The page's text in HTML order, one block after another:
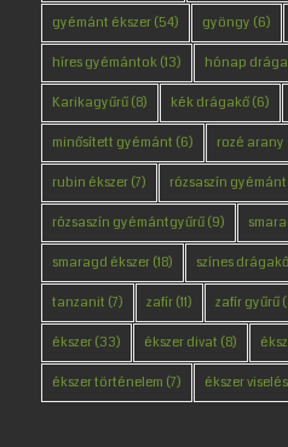
gyémánt ékszer(54) gyöngy (6)
híres gyémántok(13) hónap
Karikagyűrű(8) kék drágakő(6)
minősített gyémánt (6) rozé arany
rubin ékszer(7) rózsaszín gyémánt
rózsaszín gyémántgyűrű(9)
smaragd ékszer(18) színes drágakő
tanzanit (7) zafír(11) zafír gyűrű
ékszer(33) ékszer divat (8)
ékszer történelem (7) ékszer viselés